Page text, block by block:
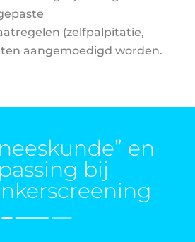
(zelfpalpitatie,
aangemoedigd worden.
en
bij